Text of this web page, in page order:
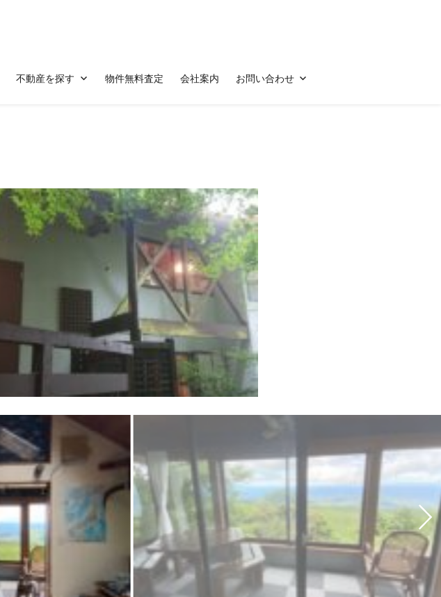
不動産を探す 物件無料査定 会社案内 お問い合わせ